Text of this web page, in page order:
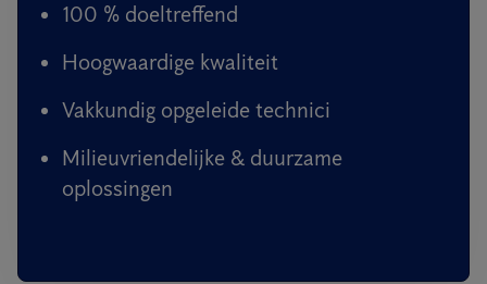
100 % doeltreffend
Hoogwaardige kwaliteit
Vakkundig opgeleide technici
Milieuvriendelijke & duurzame
oplossingen